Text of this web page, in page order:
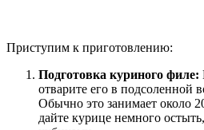
Приступим к приготовлению:
Подготовка куриного филе:
отварите его в подсоленной
Обычно это занимает около
дайте курице немного